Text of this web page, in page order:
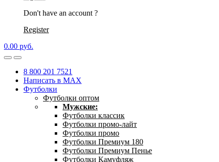
Don't have an account ?
Register
0.00 руб.
8 800 201 7521
Написать в MAX
Футболки
Футболки оптом
Мужские:
Футболки классик
Футболки промо-лайт
Футболки промо
Футболки Премиум 180
Футболки Премиум Пенье
Футболки Камуфляж